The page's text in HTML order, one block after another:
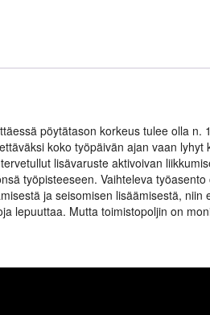
pöytätason korkeus tulee olla n.
koko työpäivän ajan vaan lyhyt
lisävaruste aktivoivan
työpisteeseen. Vaihteleva
ja seisomisen lisäämisestä, niin
lepuuttaa. Mutta toimistopoljin on